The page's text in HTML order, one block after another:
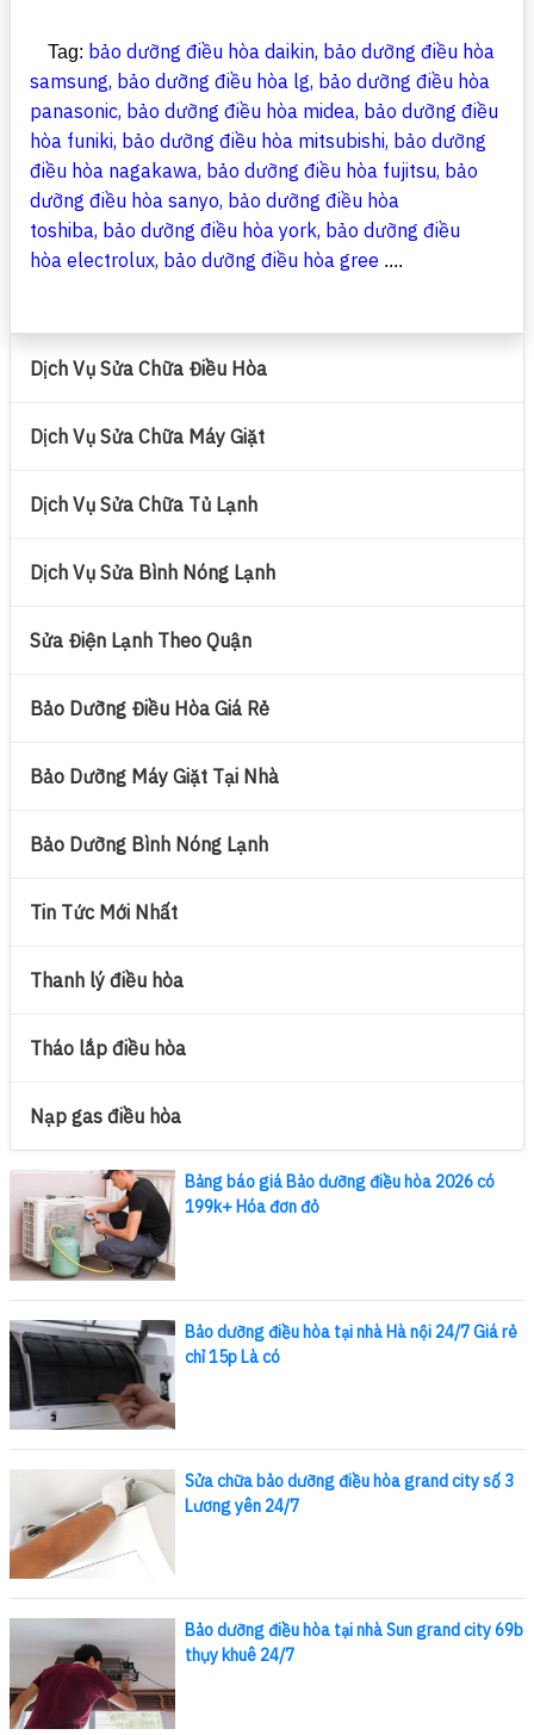
Tag: bảo dưỡng điều hòa daikin, bảo dưỡng điều hòa
samsung, bảo dưỡng điều hòa lg, bảo dưỡng điều hòa
panasonic, bảo dưỡng điều hòa midea, bảo dưỡng điều
hòa funiki, bảo dưỡng điều hòa mitsubishi, bảo dưỡng
điều hòa nagakawa, bảo dưỡng điều hòa fujitsu, bảo
dưỡng điều hòa sanyo, bảo dưỡng điều hòa
toshiba, bảo dưỡng điều hòa york, bảo dưỡng điều
hòa electrolux, bảo dưỡng điều hòa gree ....
Dịch Vụ Sửa Chữa Điều Hòa
Dịch Vụ Sửa Chữa Máy Giặt
Dịch Vụ Sửa Chữa Tủ Lạnh
Dịch Vụ Sửa Bình Nóng Lạnh
Sửa Điện Lạnh Theo Quận
Bảo Dưỡng Điều Hòa Giá Rẻ
Bảo Dưỡng Máy Giặt Tại Nhà
Bảo Dưỡng Bình Nóng Lạnh
Tin Tức Mới Nhất
Thanh lý điều hòa
Tháo lắp điều hòa
Nạp gas điều hòa
Bảng báo giá Bảo dưỡng điều hòa 2026 có
199k+ Hóa đơn đỏ
Bảo dưỡng điều hòa tại nhà Hà nội 24/7 Giá rẻ
chỉ 15p Là có
Sửa chữa bảo dưỡng điều hòa grand city số 3
Lương yên 24/7
Bảo dưỡng điều hòa tại nhà Sun grand city 69b
thụy khuê 24/7